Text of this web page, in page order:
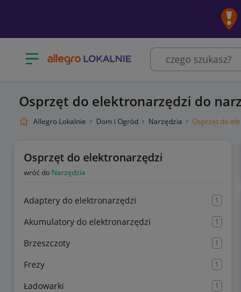
Otwórz menu z kategoriami
Osprzęt do elektronarzędzi do
Allegro Lokalnie Dom i Ogród Narzędzia Osprzęt do
Osprzęt do elektronarzędzi
wróć do Narzędzia
Adaptery do elektronarzędzi 1
Akumulatory do elektronarzędzi 1
Brzeszczoty 1
Frezy 1
Ładowarki 1